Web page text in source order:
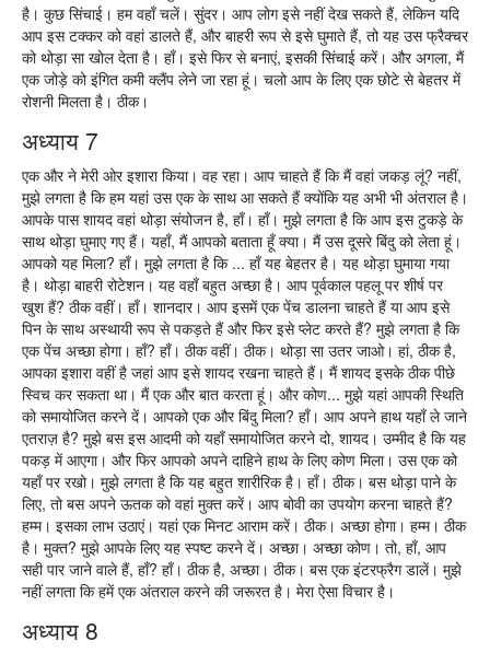
है। कुछ सिंचाई। हम वहाँ चलें। सुंदर। आप लोग इसे नहीं देख सकते हैं, लेकिन यदि
आप इस टक्कर को वहां डालते हैं, और बाहरी रूप से इसे घुमाते हैं, तो यह उस फ्रैक्चर
को थोड़ा सा खोल देता है। हाँ। इसे फिर से बनाएं, इसकी सिंचाई करें। और अगला, मैं
एक जोड़े को इंगित कमी क्लैंप लेने जा रहा हूं। चलो आप के लिए एक छोटे से बेहतर में
रोशनी मिलता है। ठीक।
अध्याय 7
एक और ने मेरी ओर इशारा किया। वह रहा। आप चाहते हैं कि मैं वहां जकड़ लूं? नहीं,
मुझे लगता है कि हम यहां उस एक के साथ आ सकते हैं क्योंकि यह अभी भी अंतराल है।
आपके पास शायद वहां थोड़ा संयोजन है, हाँ। हाँ। मुझे लगता है कि आप इस टुकड़े के
साथ थोड़ा घुमाए गए हैं। यहाँ, मैं आपको बताता हूँ क्या। मैं उस दूसरे बिंदु को लेता हूं।
आपको यह मिला? हाँ। मुझे लगता है कि ... हाँ यह बेहतर है। यह थोड़ा घुमाया गया
है। थोड़ा बाहरी रोटेशन। यह वहाँ बहुत अच्छा है। आप पूर्वकाल पहलू पर शीर्ष पर
खुश हैं? ठीक वहीं। हाँ। शानदार। आप इसमें एक पेंच डालना चाहते हैं या आप इसे
पिन के साथ अस्थायी रूप से पकड़ते हैं और फिर इसे प्लेट करते हैं? मुझे लगता है कि
एक पेंच अच्छा होगा। हाँ? हाँ। ठीक वहीं। ठीक। थोड़ा सा उतर जाओ। हां, ठीक है,
आपका इशारा वहीं है जहां आप इसे शायद रखना चाहते हैं। मैं शायद इसके ठीक पीछे
स्विच कर सकता था। मैं एक और बात करता हूं। और कोण... मुझे यहां आपकी स्थिति
को समायोजित करने दें। आपको एक और बिंदु मिला? हाँ। आप अपने हाथ यहाँ ले जाने
एतराज़ है? मुझे बस इस आदमी को यहाँ समायोजित करने दो, शायद। उम्मीद है कि यह
पकड़ में आएगा। और फिर आपको अपने दाहिने हाथ के लिए कोण मिला। उस एक को
यहाँ पर रखो। मुझे लगता है कि यह बहुत शारीरिक है। हाँ। ठीक। बस थोड़ा पाने के
लिए, तो बस अपने ऊतक को वहां मुक्त करें। आप बोवी का उपयोग करना चाहते हैं?
हम्म। इसका लाभ उठाएं। यहां एक मिनट आराम करें। ठीक। अच्छा होगा। हम्म। ठीक
है। मुक्त? मुझे आपके लिए यह स्पष्ट करने दें। अच्छा। अच्छा कोण। तो, हाँ, आप
सही पार जाने वाले हैं, हाँ? हाँ। ठीक है, अच्छा। ठीक। बस एक इंटरफ्रैग डालें। मुझे
नहीं लगता कि हमें एक अंतराल करने की जरूरत है। मेरा ऐसा विचार है।
अध्याय 8